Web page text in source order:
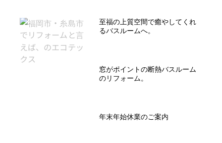
至福の上質空間で癒やしてくれ
るバスルームへ。
窓がポイントの断熱バスルーム
のリフォーム。
年末年始休業のご案内